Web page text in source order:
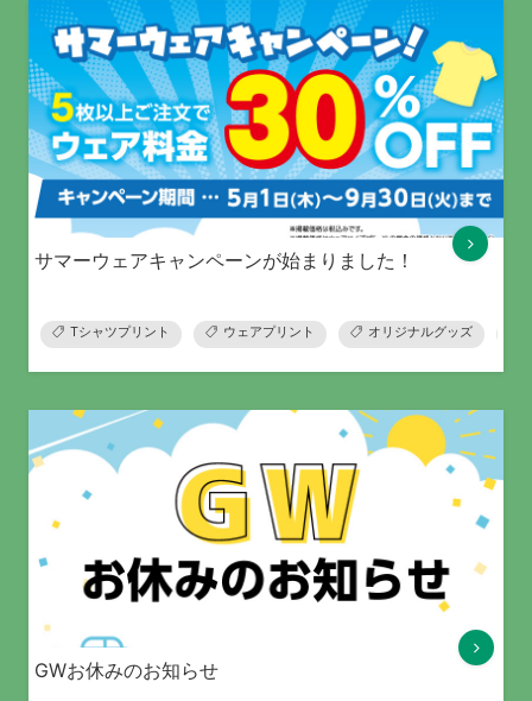
サマーウェアキャンペーンが始まりました！
Tシャツプリント ウェアプリント オリジナルグッズ
GWお休みのお知らせ